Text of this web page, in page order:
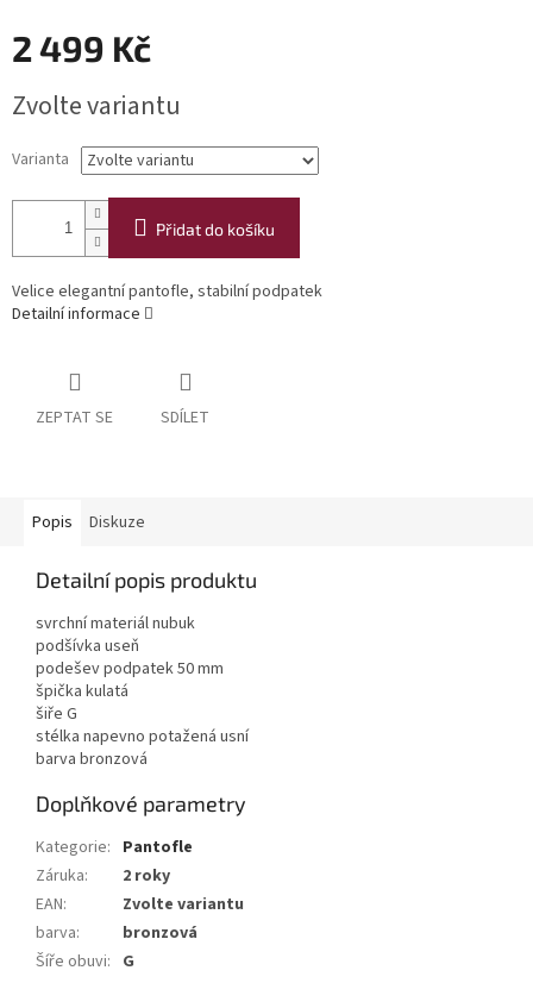
2 499 Kč
cena:
Zvolte variantu
Varianta
Přidat do košíku
Velice elegantní pantofle, stabilní podpatek
Detailní informace
ZEPTAT SE SDÍLET
Popis Diskuze
Detailní popis produktu
svrchní materiál nubuk
podšívka useň
podešev podpatek 50 mm
špička kulatá
šiře G
stélka napevno potažená usní
barva bronzová
Doplňkové parametry
Kategorie: Pantofle
Záruka:
2 roky
EAN:
Zvolte variantu
barva:
bronzová
Šíře obuvi: G